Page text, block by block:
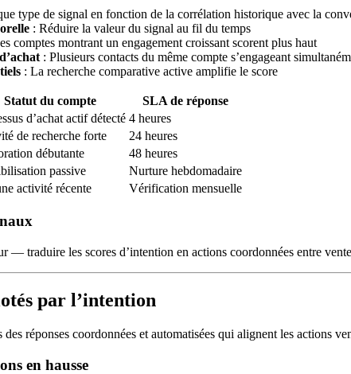
type de signal en fonction de la corrélation historique avec la
: Réduire la valeur du signal au fil du temps
comptes montrant un engagement croissant scorent plus haut
: Plusieurs contacts du même compte s’engageant
: La recherche comparative active amplifie le score
Statut du compte
SLA de réponse
d’achat actif détecté 4 heures
de recherche forte
24 heures
débutante
48 heures
passive
Nurture hebdomadaire
activité récente Vérification mensuelle
— traduire les scores d’intention en actions coordonnées entre
par l’intention
réponses coordonnées et automatisées qui alignent les actions
en hausse